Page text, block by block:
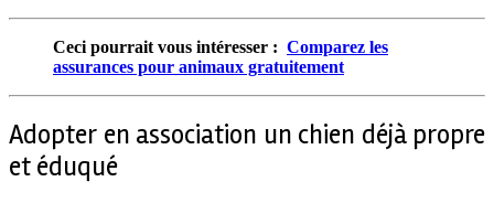
Ceci pourrait vous intéresser : Comparez les
assurances pour animaux gratuitement
Adopter en association un chien déjà propre
et éduqué